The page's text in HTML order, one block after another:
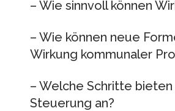
– Wie sinnvoll können
– Wie können neue
Wirkung kommunaler
– Welche Schritte
Steuerung an?